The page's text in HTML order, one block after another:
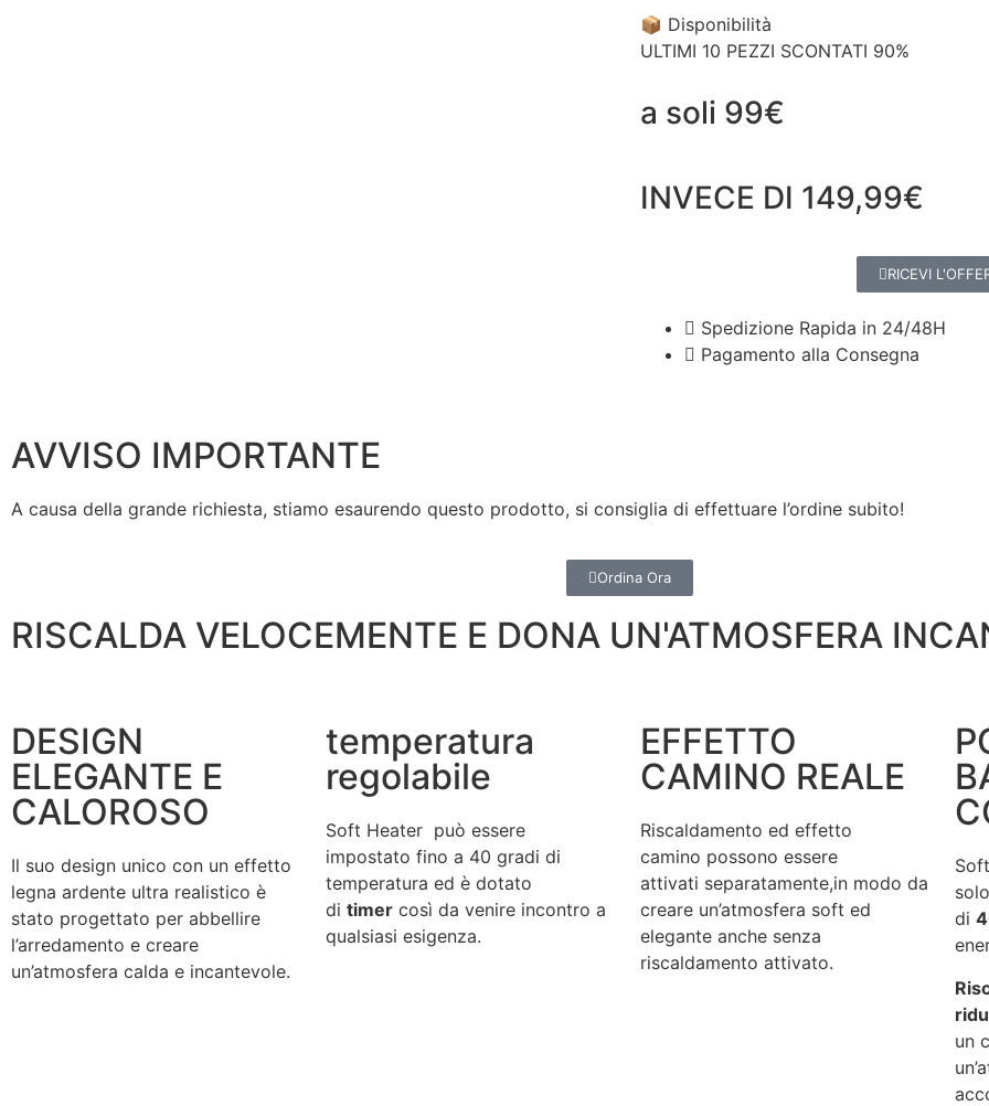
📦 Disponibilità
ULTIMI 10 PEZZI SCONTATI 90%
a soli 99€
INVECE DI 149,99€
RICEVI
Spedizione Rapida in 24/48H
Pagamento alla Consegna
AVVISO IMPORTANTE
A causa della grande richiesta, stiamo esaurendo questo prodotto, si consiglia di effettuare l’ordine subito!
Ordina Ora
RISCALDA VELOCEMENTE E DONA UN'ATMOSFERA
DESIGN
ELEGANTE E
CALOROSO
Il suo design unico con un effetto
legna ardente ultra realistico è
stato progettato per abbellire
l’arredamento e creare
un’atmosfera calda e incantevole.
temperatura
regolabile
Soft Heater può essere
impostato fino a 40 gradi di
temperatura ed è dotato
di timer così da venire incontro a
qualsiasi esigenza.
EFFETTO
CAMINO REALE
Riscaldamento ed effetto
camino possono essere
attivati separatamente,in modo da
creare un’atmosfera soft ed
elegante anche senza
riscaldamento attivato.
di
un